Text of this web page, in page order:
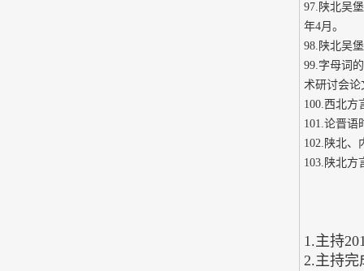
97.陕北吴
年4月。
98.陕北吴
99.字母词
术研讨会论
100.西北
101.论晋
102.陕北、
103.陕北方
1.主持
2.主持完